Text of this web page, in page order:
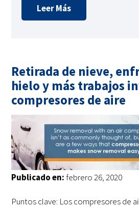
Leer Más
Retirada de nieve,
hielo y más trabajos
compresores de aire
Publicado en: febrero 26, 2020
Puntos clave: Los compresores de